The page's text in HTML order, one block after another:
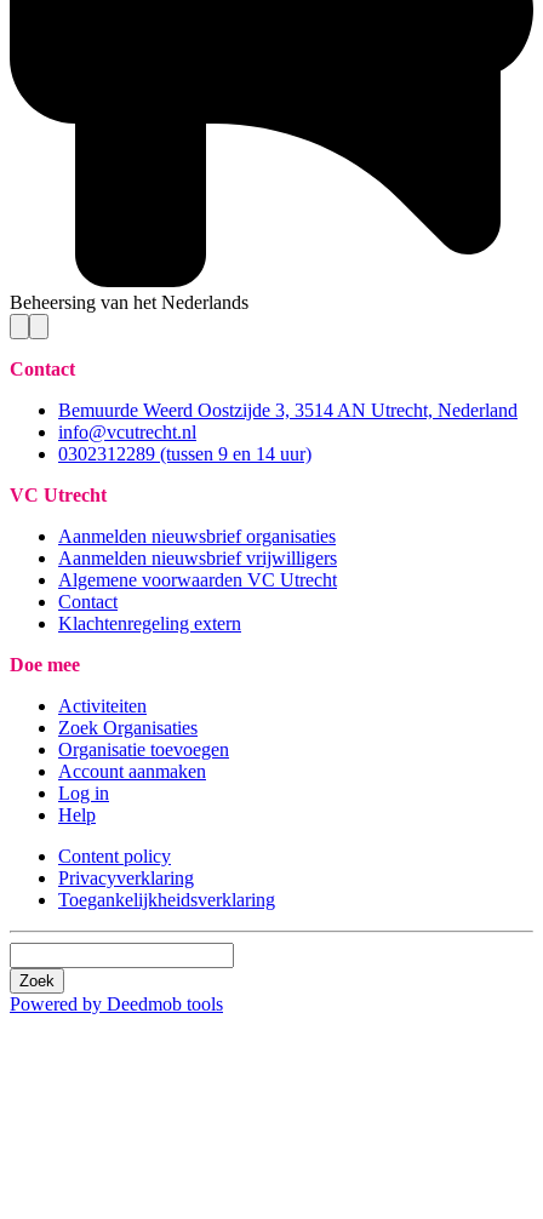
Beheersing van het Nederlands
Contact
Bemuurde Weerd Oostzijde 3, 3514 AN Utrecht, Nederland
info@vcutrecht.nl
0302312289 (tussen 9 en 14 uur)
VC Utrecht
Aanmelden nieuwsbrief organisaties
Aanmelden nieuwsbrief vrijwilligers
Algemene voorwaarden VC Utrecht
Contact
Klachtenregeling extern
Doe mee
Activiteiten
Zoek Organisaties
Organisatie toevoegen
Account aanmaken
Log in
Help
Content policy
Privacyverklaring
Toegankelijkheidsverklaring
Zoek
Powered by Deedmob tools